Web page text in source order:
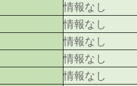
情報なし
情報なし
情報なし
情報なし
情報なし